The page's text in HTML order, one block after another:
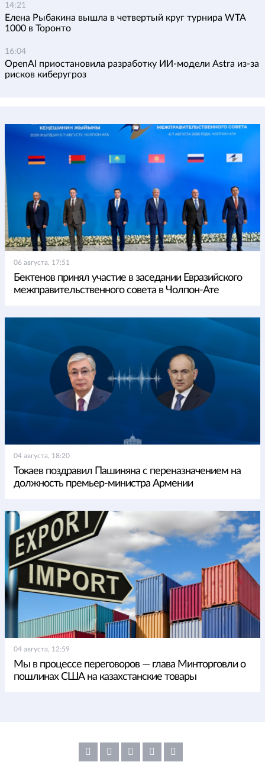
14:21
Елена Рыбакина вышла в четвертый круг турнира WTA
1000 в Торонто
16:04
OpenAI приостановила разработку ИИ-модели Astra из-за
рисков киберугроз
06 августа, 17:51
Бектенов принял участие в заседании Евразийского
межправительственного совета в Чолпон-Ате
04 августа, 18:20
Токаев поздравил Пашиняна с переназначением на
должность премьер-министра Армении
04 августа, 12:59
Мы в процессе переговоров — глава Минторговли о
пошлинах США на казахстанские товары